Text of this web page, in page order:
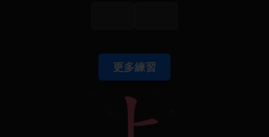
更多練習